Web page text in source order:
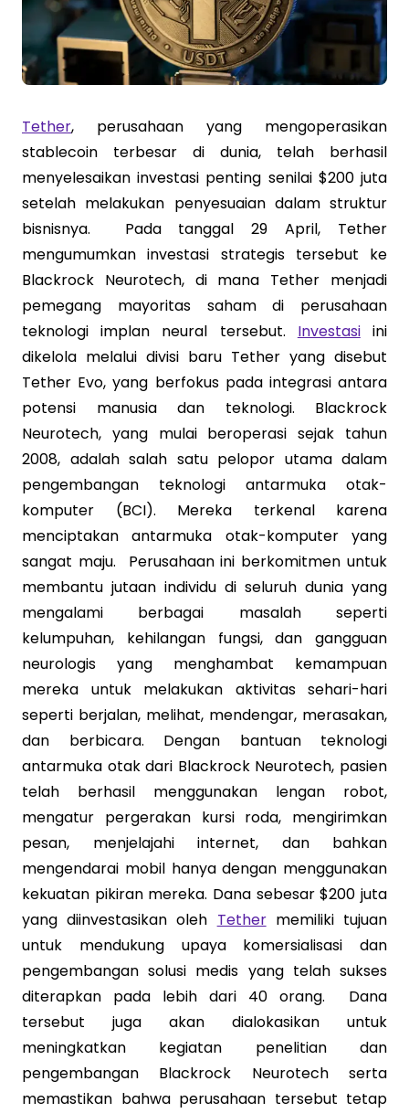
Tether, perusahaan yang mengoperasikan
stablecoin terbesar di dunia, telah berhasil
menyelesaikan investasi penting senilai $200 juta
setelah melakukan penyesuaian dalam struktur
bisnisnya. Pada tanggal 29 April, Tether
mengumumkan investasi strategis tersebut ke
Blackrock Neurotech, di mana Tether menjadi
pemegang mayoritas saham di perusahaan
teknologi implan neural tersebut. Investasiini
dikelola melalui divisi baru Tether yang disebut
Tether Evo, yang berfokus pada integrasi antara
potensi manusia dan teknologi. Blackrock
Neurotech, yang mulai beroperasi sejak tahun
2008, adalah salah satu pelopor utama dalam
pengembangan teknologi antarmuka otak-
komputer (BCI). Mereka terkenal karena
menciptakan antarmuka otak-komputer yang
sangat maju. Perusahaan ini berkomitmen untuk
membantu jutaan individu di seluruh dunia yang
mengalami berbagai masalah seperti
kelumpuhan, kehilangan fungsi, dan gangguan
neurologis yang menghambat kemampuan
mereka untuk melakukan aktivitas sehari-hari
seperti berjalan, melihat, mendengar, merasakan,
dan berbicara. Dengan bantuan teknologi
antarmuka otak dari Blackrock Neurotech, pasien
telah berhasil menggunakan lengan robot,
mengatur pergerakan kursi roda, mengirimkan
pesan, menjelajahi internet, dan bahkan
mengendarai mobil hanya dengan menggunakan
kekuatan pikiran mereka. Dana sebesar $200 juta
yang diinvestasikan oleh Tethermemiliki tujuan
untuk mendukung upaya komersialisasi dan
pengembangan solusi medis yang telah sukses
diterapkan pada lebih dari 40 orang. Dana
tersebut juga akan dialokasikan untuk
meningkatkan kegiatan penelitian dan
pengembangan Blackrock Neurotech serta
memastikan bahwa perusahaan tersebut tetap